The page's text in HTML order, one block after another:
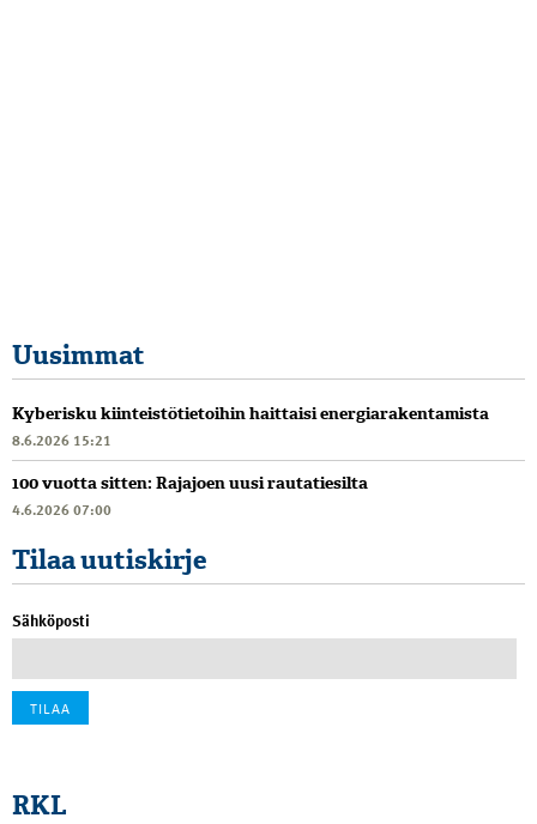
Uusimmat
Kyberisku kiinteistötietoihin haittaisi energiarakentamista
8.6.2026 15:21
100 vuotta sitten: Rajajoen uusi rautatiesilta
4.6.2026 07:00
Tilaa uutiskirje
Sähköposti
RKL